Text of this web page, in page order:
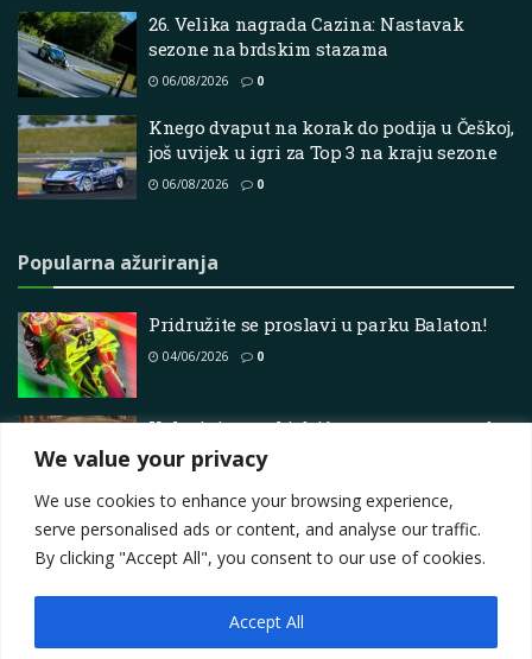
We value your privacy
We use cookies to enhance your browsing experience,
serve personalised ads or content, and analyse our traffic.
By clicking "Accept All", you consent to our use of cookies.
Accept All
26. Velika nagrada Cazina: Nastavak
sezone na brdskim stazama
06/08/2026 0
Knego dvaput na korak do podija u Češkoj,
još uvijek u igri za Top 3 na kraju sezone
06/08/2026 0
Popularna ažuriranja
Pridružite se proslavi u parku Balaton!
04/06/2026 0
Kako je japanski drift postao muza mode
21/06/2026 0
Contact